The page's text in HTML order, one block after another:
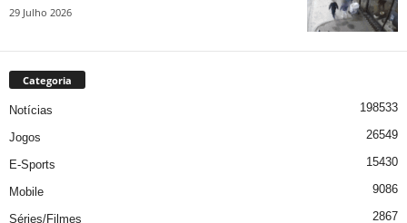
29 Julho 2026
Categoria
Notícias 198533
Jogos 26549
E-Sports 15430
Mobile 9086
Séries/Filmes 2867